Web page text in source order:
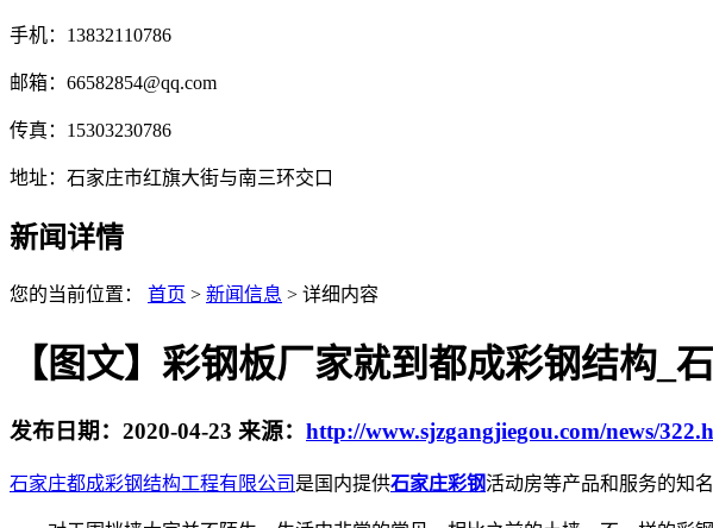
手机：13832110786
邮箱：66582854@qq.com
传真：15303230786
地址：石家庄市红旗大街与南三环交口
新闻详情
您的当前位置： 首页 > 新闻信息 > 详细内容
【图文】彩钢板厂家就到都成彩钢结构_
发布日期： 2020-04-23 来源： http://www.sjzgangjiegou.com/news/
石家庄都成彩钢结构工程有限公司 是国内提供石家庄彩钢活动房等产品和服务的知